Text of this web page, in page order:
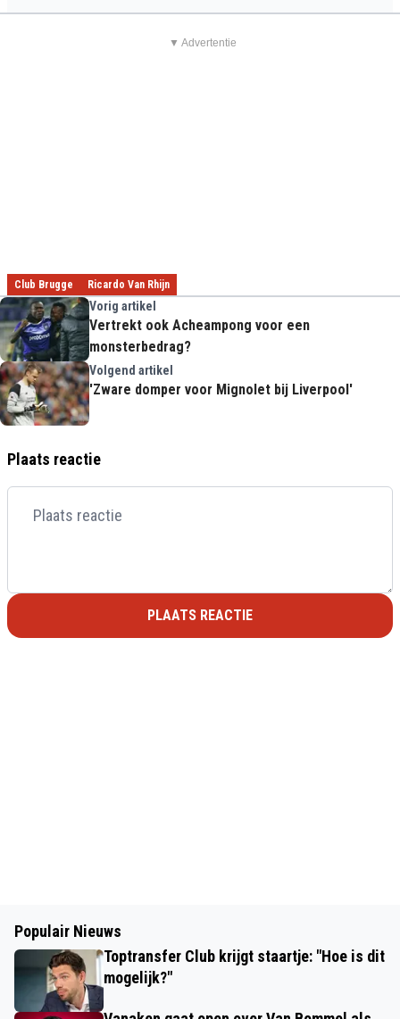
▼ Advertentie
Club Brugge Ricardo Van Rhijn
Vorig artikel
Vertrekt ook Acheampong voor een
monsterbedrag?
Volgend artikel
'Zware domper voor Mignolet bij Liverpool'
Plaats reactie
PLAATS REACTIE
Populair Nieuws
Toptransfer Club krijgt staartje: "Hoe is dit
mogelijk?"